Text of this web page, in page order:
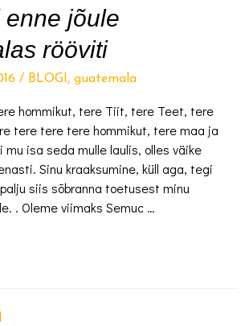
enne jõule
rööviti
/ BLOGI, guatemala
hommikut, tere Tiit, tere Teet, tere
tere tere tere hommikut, tere maa ja
mu isa seda mulle laulis, olles väike
Sinu kraaksumine, küll aga, tegi
siis sõbranna toetusest minu
. Oleme viimaks Semuc …